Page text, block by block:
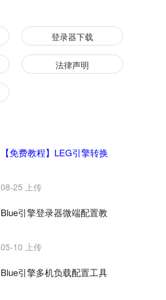
登录器下载
法律声明
【免费教程】LEG引擎转换
08-25 上传
Blue引擎登录器微端配置教
05-10 上传
Blue引擎多机负载配置工具